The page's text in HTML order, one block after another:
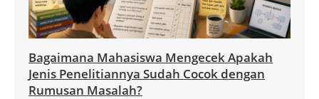
Bagaimana Mahasiswa Mengecek Apakah
Jenis Penelitiannya Sudah Cocok dengan
Rumusan Masalah?